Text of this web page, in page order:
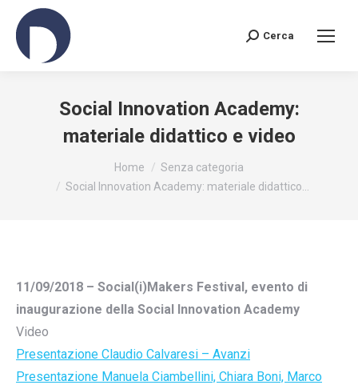
Search:
Cerca
Social Innovation Academy:
materiale didattico e video
Home
Senza categoria
Social Innovation Academy: materiale didattico…
11/09/2018 – Social(i)Makers Festival, evento di
inaugurazione della Social Innovation Academy
Video
Presentazione Claudio Calvaresi – Avanzi
Presentazione Manuela Ciambellini, Chiara Boni, Marco